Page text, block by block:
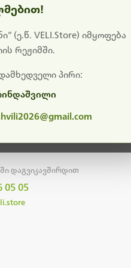
მიმდინარეობს
სამუშაოები.
გმადლობთ მოთმინებისთვის!
დაბრუნება
დაგვიკავშირდით
05 05
(ე.წ. VELI.Store) იმყოფება
რეჟიმში.
პირი: